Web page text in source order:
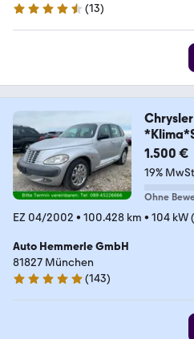
4.7 Sterne
(13)
02/27
1.500 €
19%
Ohne
EZ 04/2002 • 100.428 km • 104 kW
Auto Hemmerle GmbH
81827 München
5 Sterne
(143)